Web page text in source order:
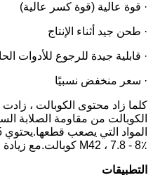
· قوة عالية (قوة كسر عالية)
· طحن جيد أثناء الإنتاج
· قابلية جيدة للرجوع للأدوات
· سعر منخفض نسبيًا
كلما زاد محتوى الكوبالت ، زادت
الكوبالت من مقاومة الصلابة
M42 ، 7.8 - 8٪ كوبالت.مع زيادة الصلابة ، تقل الصلابة.
التطبيقات